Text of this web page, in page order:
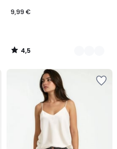
9,99 €
4,5
/